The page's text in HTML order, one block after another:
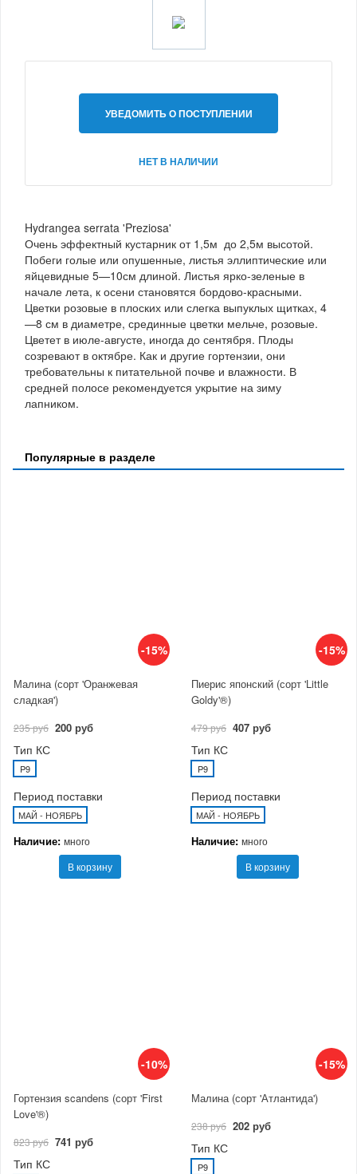
УВЕДОМИТЬ О ПОСТУПЛЕНИИ
НЕТ В НАЛИЧИИ
Hydrangea serrata 'Preziosa'
Очень эффектный кустарник от 1,5м до 2,5м высотой.
Побеги голые или опушенные, листья эллиптические или
яйцевидные 5—10см длиной. Листья ярко-зеленые в
начале лета, к осени становятся бордово-красными.
Цветки розовые в плоских или слегка выпуклых щитках, 4
—8 см в диаметре, срединные цветки мельче, розовые.
Цветет в июле-августе, иногда до сентября. Плоды
созревают в октябре. Как и другие гортензии, они
требовательны к питательной почве и влажности. В
средней полосе рекомендуется укрытие на зиму
лапником.
Популярные в разделе
-15%
Малина (сорт 'Оранжевая
сладкая')
235 руб 200 руб
Тип КС
P9
Период поставки
МАЙ - НОЯБРЬ
Наличие: много
В корзину
-15%
Пиерис японский (сорт 'Little
Goldy'®)
479 руб 407 руб
Тип КС
P9
Период поставки
МАЙ - НОЯБРЬ
Наличие: много
В корзину
-10%
Гортензия scandens (сорт 'First
Love'®)
823 руб 741 руб
Тип КС
-15%
Малина (сорт 'Атлантида')
238 руб 202 руб
Тип КС
P9